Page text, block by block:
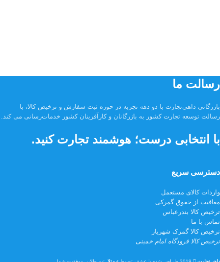
رسالت ما
بازرگانی داهی‌تجارت با دو دهه تجربه در حوزه ثبت سفارش و ترخیص کالا، با
رسالت توسعه تجارت کشور به بازرگانان و کارآفرینان کشور خدمات‌رسانی می کند.
با انتخابی درست؛ هوشمند تجارت کنید.
دسترسی سریع
واردات کالای مستعمل
معافیت از حقوق گمرکی
ترخیص کالا بندرعباس
تماس با ما
ترخیص کالا گمرک شهریار
ترخیص کالا فرودگاه امام خمینی